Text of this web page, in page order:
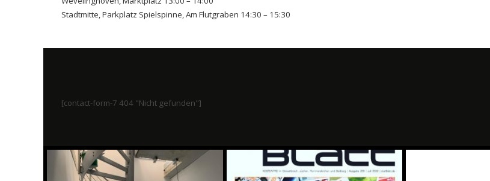
Stadtmitte, Parkplatz Spielspinne, Am Flutgraben 14:30 – 15:30
[contact-form-7 404 "Nicht gefunden"]